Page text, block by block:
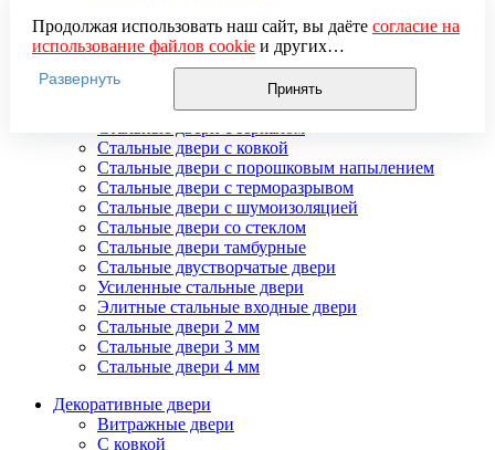
Стальные входные двери в квартиру
Стальные двери в подъезд
Стальные двери внутреннего открывания
Стальные двери массив
Стальные двери мдф
Стальные двери с ковкой
Стальные двери с порошковым напылением
Стальные двери с терморазрывом
Стальные двери с шумоизоляцией
Стальные двери со стеклом
Стальные двери тамбурные
Стальные двустворчатые двери
Усиленные стальные двери
Элитные стальные входные двери
Стальные двери 2 мм
Стальные двери 3 мм
Стальные двери 4 мм
Декоративные двери
Витражные двери
С ковкой
Продолжая использовать наш сайт, вы даёте согласие на
использование файлов cookieи других
пользовательских данных (включая IP-адрес, сведения о
местоположении, устройстве, действиях на сайте и т. п.)
для функционирования сайта, проведения
использования систем аналитики (например,
Яндекс.Метрика), в соответствии с нашейПолитикой
обработки персональных данных.
Если вы не хотите, чтобы ваши данные обрабатывались,
настройте ограничения в браузере или покиньте сайт.
Развернуть
Принять